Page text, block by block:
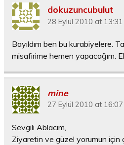
dokuzuncubulut
28 Eylül 2010 at 13:31
Bayıldım ben bu kurabiyelere.
misafirime hemen yapacağım.
mine
27 Eylül 2010 at 16:07
Sevgili Ablacım,
Ziyaretin ve güzel yorumun için